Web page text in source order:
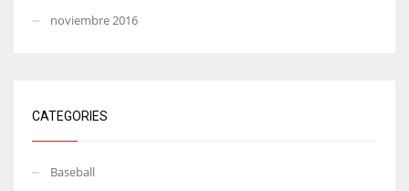
noviembre 2016
CATEGORIES
Baseball